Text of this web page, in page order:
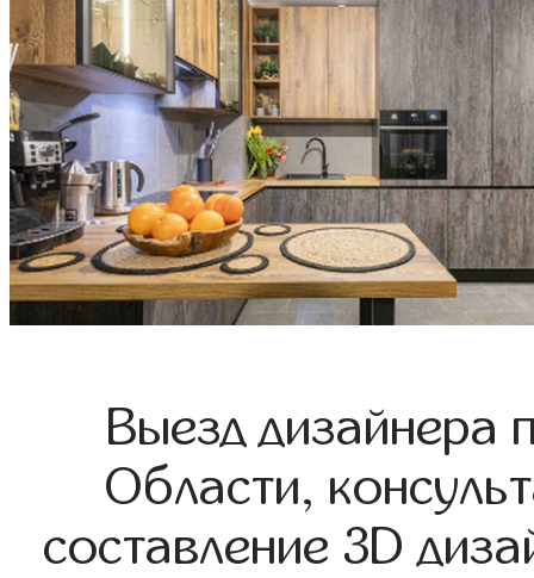
Выезд дизайнера
Области,
составление 3D